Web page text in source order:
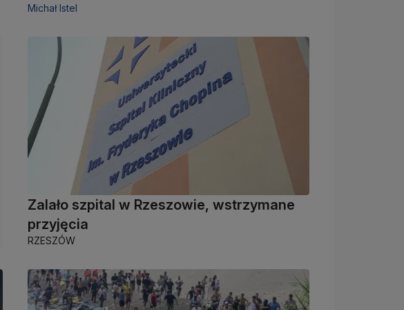
Michał Istel
Zalało szpital w Rzeszowie, wstrzymane
przyjęcia
RZESZÓW